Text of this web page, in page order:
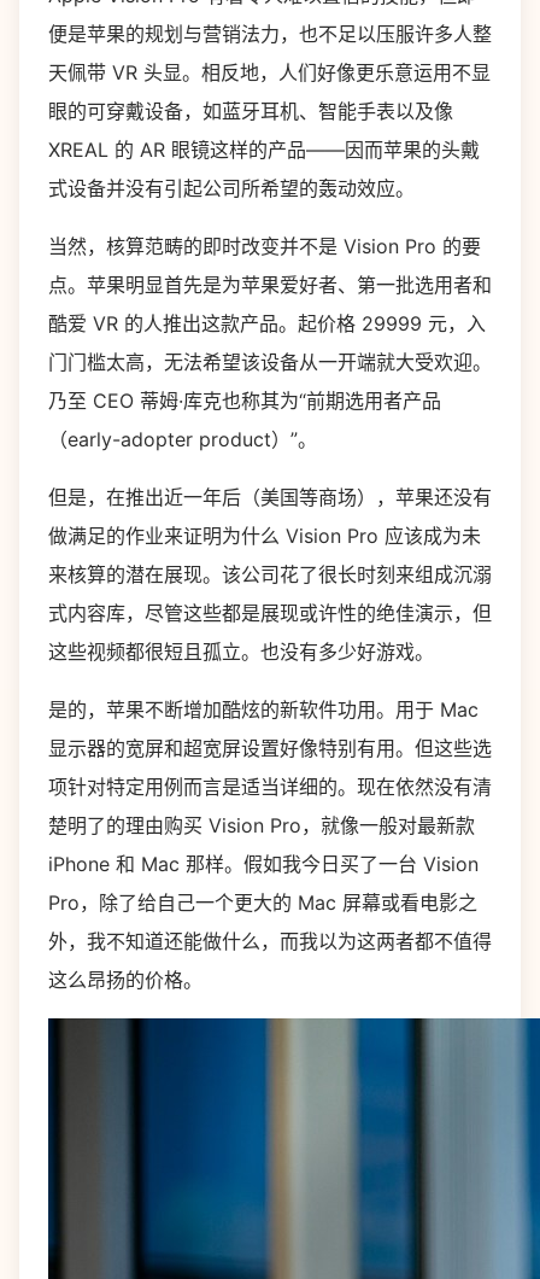
便是苹果的规划与营销法力，也不足以压服许多人整
天佩带 VR 头显。相反地，人们好像更乐意运用不显
眼的可穿戴设备，如蓝牙耳机、智能手表以及像
XREAL 的 AR 眼镜这样的产品——因而苹果的头戴
式设备并没有引起公司所希望的轰动效应。
当然，核算范畴的即时改变并不是 Vision Pro 的要
点。苹果明显首先是为苹果爱好者、第一批选用者和
酷爱 VR 的人推出这款产品。起价格 29999 元，入
门门槛太高，无法希望该设备从一开端就大受欢迎。
乃至 CEO 蒂姆·库克也称其为“前期选用者产品
（early-adopter product）”。
但是，在推出近一年后（美国等商场），苹果还没有
做满足的作业来证明为什么 Vision Pro 应该成为未
来核算的潜在展现。该公司花了很长时刻来组成沉溺
式内容库，尽管这些都是展现或许性的绝佳演示，但
这些视频都很短且孤立。也没有多少好游戏。
是的，苹果不断增加酷炫的新软件功用。用于 Mac
显示器的宽屏和超宽屏设置好像特别有用。但这些选
项针对特定用例而言是适当详细的。现在依然没有清
楚明了的理由购买 Vision Pro，就像一般对最新款
iPhone 和 Mac 那样。假如我今日买了一台 Vision
Pro，除了给自己一个更大的 Mac 屏幕或看电影之
外，我不知道还能做什么，而我以为这两者都不值得
这么昂扬的价格。